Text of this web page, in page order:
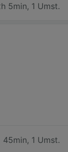
5min, 1 Umst.
45min, 1 Umst.